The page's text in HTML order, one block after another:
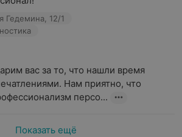
«Номер один», 2023 г.
регулярно действуют
пациентов, а также предусмотрена
услуги, за которые начисляются
Сразу после первого заказа
3% от суммы заказа на бонусный
заказа.
Гедемина, 12/1
вас за то, что нашли время
Нам приятно, что
персо...
Показать ещё